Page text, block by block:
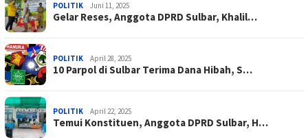
POLITIK Juni 11, 2025
Gelar Reses, Anggota DPRD Sulbar, Khalil…
POLITIK April 28, 2025
10 Parpol di Sulbar Terima Dana Hibah, S…
POLITIK April 22, 2025
Temui Konstituen, Anggota DPRD Sulbar, H…